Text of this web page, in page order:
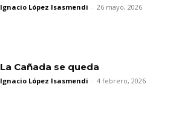
Ignacio López Isasmendi - 26 mayo, 2026
La Cañada se queda
Ignacio López Isasmendi - 4 febrero, 2026